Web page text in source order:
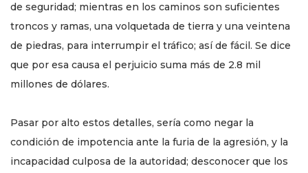
de seguridad; mientras en los caminos son suficientes
troncos y ramas, una volquetada de tierra y una veintena
de piedras, para interrumpir el tráfico; así de fácil. Se dice
que por esa causa el perjuicio suma más de 2.8 mil
millones de dólares.
Pasar por alto estos detalles, sería como negar la
condición de impotencia ante la furia de la agresión, y la
incapacidad culposa de la autoridad; desconocer que los